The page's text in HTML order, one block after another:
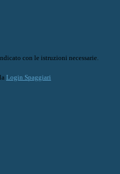
con le istruzioni necessarie.
Login Spaggiari